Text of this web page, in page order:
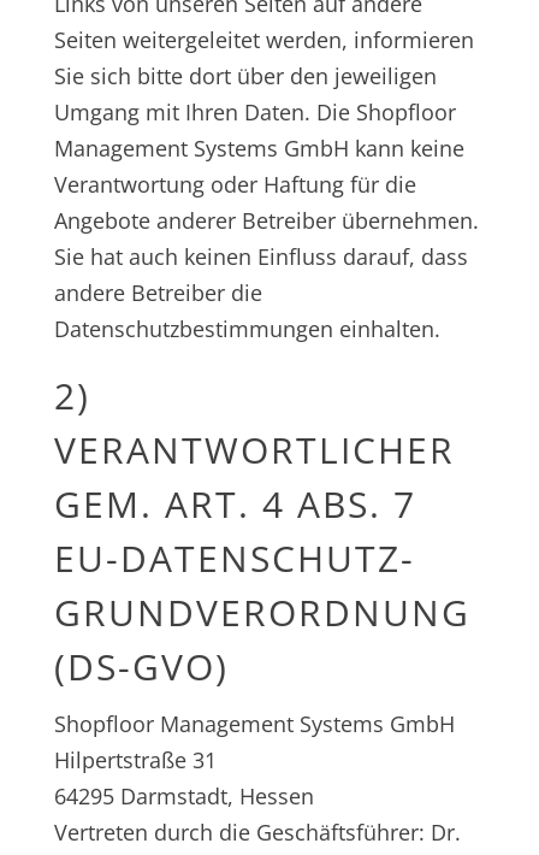
Seiten weitergeleitet werden, informieren
Sie sich bitte dort über den jeweiligen
Umgang mit Ihren Daten. Die Shopfloor
Management Systems GmbH kann keine
Verantwortung oder Haftung für die
Angebote anderer Betreiber übernehmen.
Sie hat auch keinen Einfluss darauf, dass
andere Betreiber die
Datenschutzbestimmungen einhalten.
2)
VERANTWORTLICHER
GEM. ART. 4 ABS. 7
EU-DATENSCHUTZ-
GRUNDVERORDNUNG
(DS-GVO)
Shopfloor Management Systems GmbH
Hilpertstraße 31
64295 Darmstadt, Hessen
Vertreten durch die Geschäftsführer: Dr.